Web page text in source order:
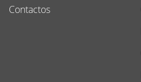
Contactos